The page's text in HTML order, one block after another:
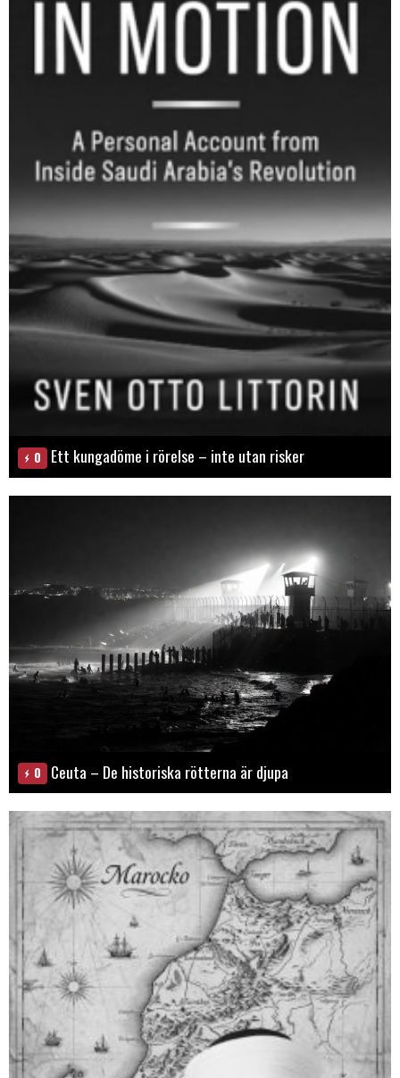
0 Ett kungadöme i rörelse – inte utan risker
0 Ceuta – De historiska rötterna är djupa